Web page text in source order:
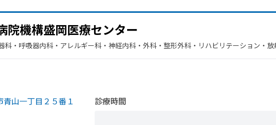
院機構盛岡医療センター
科・​呼吸器内科・​アレルギー科・​神経内科・​外科・​整形外科・​リハビリテーション・​放
山一丁目２５番１
診療時間